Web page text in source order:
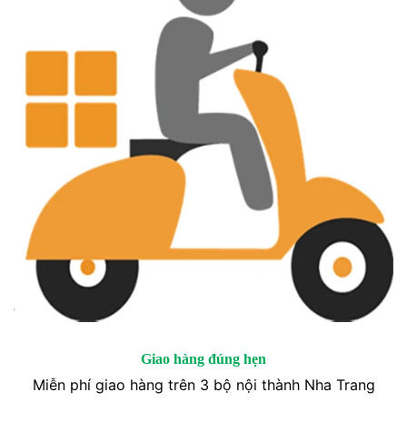
Giao hàng đúng hẹn
Miễn phí giao hàng trên 3 bộ nội thành Nha Trang